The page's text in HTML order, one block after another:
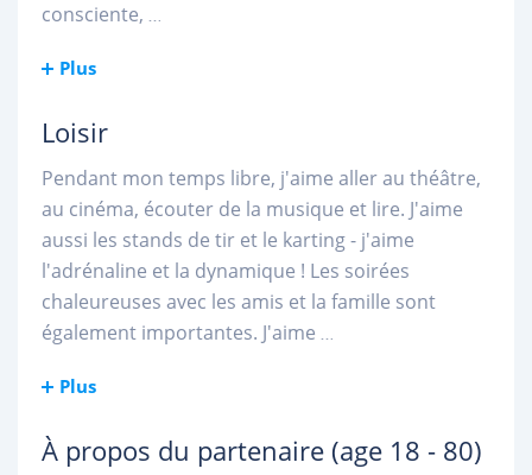
consciente, ...
Plus
Loisir
Pendant mon temps libre, j'aime aller au théâtre,
au cinéma, écouter de la musique et lire. J'aime
aussi les stands de tir et le karting - j'aime
l'adrénaline et la dynamique ! Les soirées
chaleureuses avec les amis et la famille sont
également importantes. J'aime ...
Plus
À propos du partenaire (age 18 - 80)